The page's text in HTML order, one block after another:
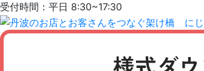
受付時間：平日 8:30~17:30